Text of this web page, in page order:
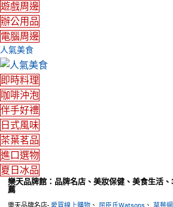
遊戲周邊
辦公用品
電腦周邊
人氣美食
即時料理
咖啡沖泡
伴手好禮
日式風味
茶葉茗品
進口選物
夏日冰品
樂天品牌館：品牌名店、美妝保健、美食生活
薦
樂天品牌名店-愛買線上購物 、 屈臣氏Watsons 、草莓網